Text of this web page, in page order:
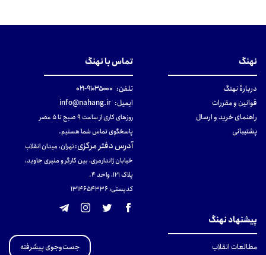
نهنگ
دربارهٔ نهنگ
قوانین و مقررات
راهنمای خرید و ارسال
پشتیبانی
تماس با نهنگ
تلفن: ۹۱۰۳۵۰۰۰-۰۲۱
ایمیل: info@nahang.ir
روزهای کاری از ساعت ۹ صبح تا ۵ عصر
پاسخگوی تماس شما هستیم.
آدرس دفتر مرکزی:تهران، میدان انقلاب
خیابان ژاندارمری، بین کارگر و منیری جاوید،
پلاک 121، واحد ۴.
کدپستی: 131465433۶
پیشنهاد نهنگ
مطالعات انقلاب
جست‌وجوی پیشرفته